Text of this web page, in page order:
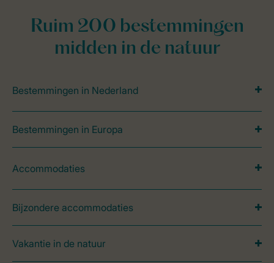
Ruim 200 bestemmingen
midden in de natuur
Bestemmingen in Nederland
Bestemmingen in Europa
Accommodaties
Bijzondere accommodaties
Vakantie in de natuur